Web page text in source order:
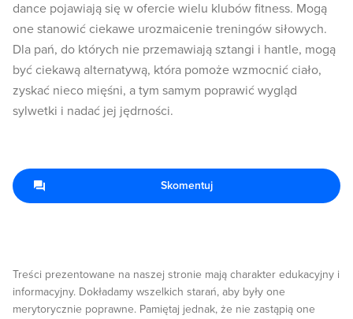
dance pojawiają się w ofercie wielu klubów fitness. Mogą
one stanowić ciekawe urozmaicenie treningów siłowych.
Dla pań, do których nie przemawiają sztangi i hantle, mogą
być ciekawą alternatywą, która pomoże wzmocnić ciało,
zyskać nieco mięśni, a tym samym poprawić wygląd
sylwetki i nadać jej jędrności.
Treści prezentowane na naszej stronie mają charakter edukacyjny i
informacyjny. Dokładamy wszelkich starań, aby były one
merytorycznie poprawne. Pamiętaj jednak, że nie zastąpią one
Skomentuj